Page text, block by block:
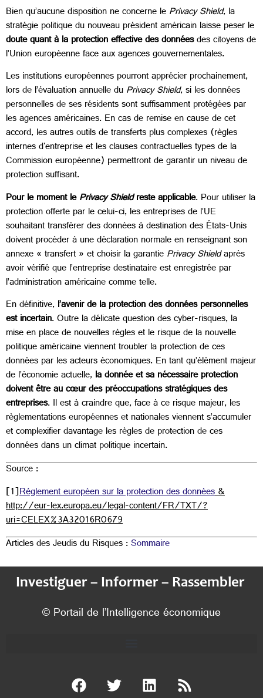
Bien qu’aucune disposition ne concerne lePrivacy Shield, la
stratégie politique du nouveau président américain laisse peser le
doute quant à la protection effective des donnéesdes citoyens de
l’Union européenne face aux agences gouvernementales.
Les institutions européennes pourront apprécier prochainement,
lors de l’évaluation annuelle duPrivacy Shield, si les données
personnelles de ses résidents sont suffisamment protégées par
les agences américaines. En cas de remise en cause de cet
accord, les autres outils de transferts plus complexes (règles
internes d'entreprise et les clauses contractuelles types de la
Commission européenne) permettront de garantir un niveau de
protection suffisant.
Pour le moment lePrivacy Shieldreste applicable. Pour utiliser la
protection offerte par le celui-ci, les entreprises de l’UE
souhaitant transférer des données à destination des États-Unis
doivent procéder à une déclaration normale en renseignant son
annexe « transfert » et choisir la garantiePrivacy Shieldaprès
avoir vérifié que l’entreprise destinataire est enregistrée par
l’administration américaine comme telle.
En définitive,l’avenir de la protection des données personnelles
est incertain. Outre la délicate question des cyber-risques, la
mise en place de nouvelles règles et le risque de la nouvelle
politique américaine viennent troubler la protection de ces
données par les acteurs économiques. En tant qu’élément majeur
de l’économie actuelle,la donnée et sa nécessaire protection
doivent être au cœur des préoccupations stratégiques des
entreprises. Il est à craindre que, face à ce risque majeur, les
règlementations européennes et nationales viennent s’accumuler
et complexifier davantage les règles de protection de ces
données dans un climat politique incertain.
Source :
[1]Règlement européen sur la protection des données&
http://eur-lex.europa.eu/legal-content/FR/TXT/?
uri=CELEX%3A32016R0679
Articles des Jeudis du Risques :Sommaire
Investiguer – Informer – Rassembler
© Portail de l’Intelligence économique